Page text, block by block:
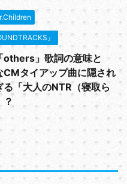
』
others」歌詞の意味と
CMタイアップ曲に隠され
る「大人のNTR（寝取ら